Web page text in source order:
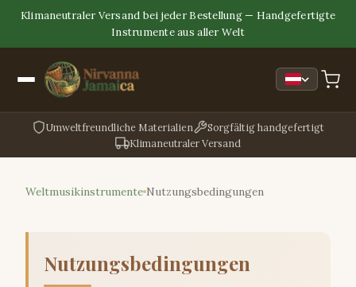
Klimaneutraler Versand bei jeder Bestellung — Handgefertigte
Instrumente aus aller Welt
Umweltfreundliche Materialien
Sorgfältig handgefertigt
Klimaneutraler Versand
Weltmusikinstrumente Nutzungsbedingungen
Nutzungsbedingungen